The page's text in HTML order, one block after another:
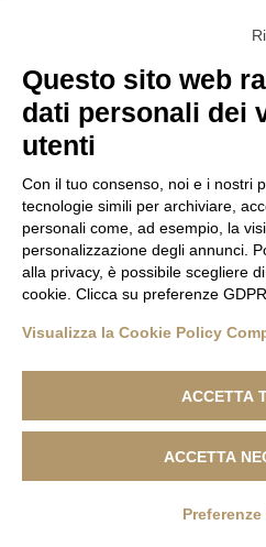
scavare in profondità per
Raccontaci la tua storia e perché
Compila il form, ti ricontattiamo
Nome e Cognome:
Telefono:
Questo sito web
dati personali dei
utenti
Con il tuo consenso, noi e i nostri
tecnologie simili per archiviare,
personali come, ad esempio, la
personalizzazione degli annunci.
alla privacy, è possibile scegliere
cookie. Clicca su preferenze
Visualizza la Cookie Policy
ACCETTA
ACCETTA
Preferenze